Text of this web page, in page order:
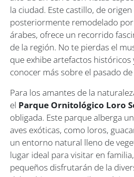
la ciudad. Este castillo, de
posteriormente remodelado
árabes, ofrece un recorrido
de la región. No te pierdas el
que exhibe artefactos
conocer más sobre el pasado
Para los amantes de la
el Parque Ornitológico Loro
obligada. Este parque alberga
aves exóticas, como loros,
un entorno natural lleno de
lugar ideal para visitar en
pequeños disfrutarán de la